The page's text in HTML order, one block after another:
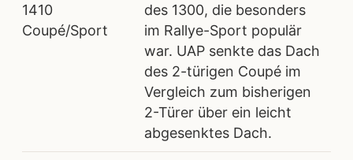
1410
Coupé/Sport
des 1300, die besonders
im Rallye-Sport populär
war. UAP senkte das Dach
des 2-türigen Coupé im
Vergleich zum bisherigen
2-Türer über ein leicht
abgesenktes Dach.